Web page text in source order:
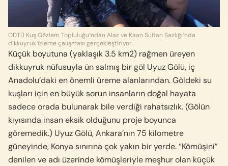
ODTÜ Kuş Gözlem Topluluğu’ndan Alaz ve Kaan Sultan Sazlığı’nda
dikkuyruk izleme çalışması gerçekleştiriyor.
Küçük boyutuna (yaklaşık 3.5 km2) rağmen üreyen
dikkuyruk nüfusuyla ün salmış bir göl Uyuz Gölü, iç
Anadolu’daki en önemli üreme alanlarından. Göldeki su
kuşları için en büyük sorun insanların doğal hayata
sadece orada bulunarak bile verdiği rahatsızlık. (Gölün
kıyısında insan eksik olduğunu proje boyunca
göremedik.) Uyuz Gölü, Ankara’nın 75 kilometre
güneyinde, Konya sınırına çok yakın bir yerde. “Kömüşini”
denilen ve adı üzerinde kömüşleriyle meşhur olan küçük